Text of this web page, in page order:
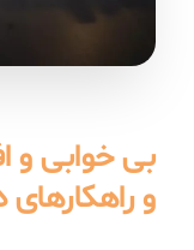
بی خوابی و
و راهکارهای